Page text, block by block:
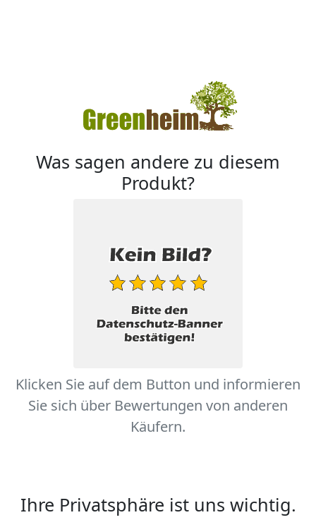
Was sagen andere zu diesem
Produkt?
Klicken Sie auf dem Button und informieren
Sie sich über Bewertungen von anderen
Käufern.
Ihre Privatsphäre ist uns wichtig.